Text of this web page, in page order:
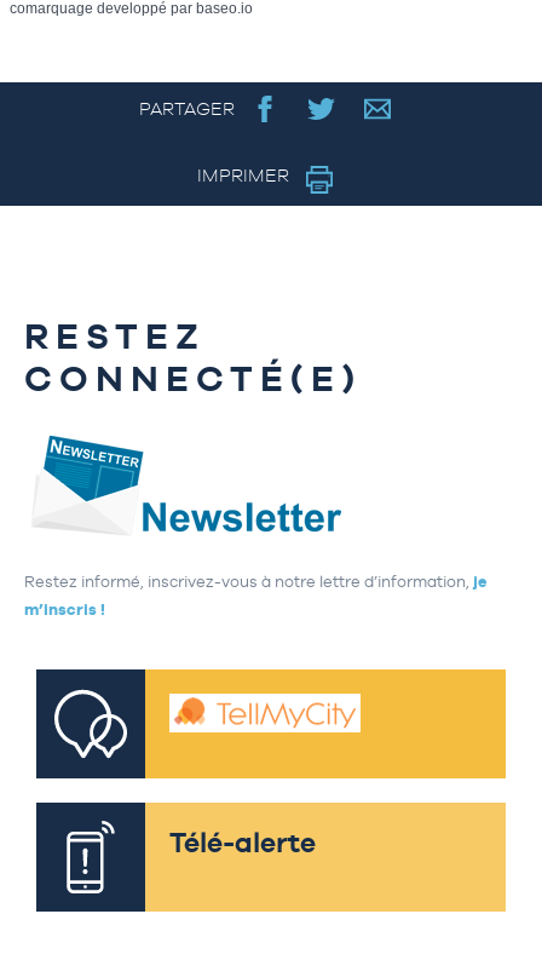
comarquage developpé par baseo.io
PARTAGER
IMPRIMER
RESTEZ
CONNECTÉ(E)
Restez informé, inscrivez-vous à notre lettre d’information, je
m’inscris !
Télé-alerte